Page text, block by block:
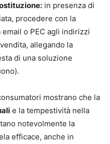
in presenza di
procedere con la
o PEC agli indirizzi
allegando la
di una soluzione
mostrano che la
e la tempestività nella
notevolmente la
efficace, anche in